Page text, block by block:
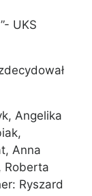
UKS
Angelika
Anna
Roberta
Ryszard